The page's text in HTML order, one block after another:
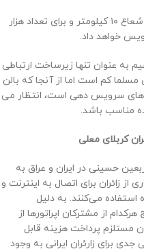
سالاریه تأکید کرد: در کل بالن فضایی به شعاع ۱۰ کیلومتر و برای تعداد هزار
خواهد داد.
به عنوان تنها زیرساخت ارتباطی
کم است اما از آنجا که بالن
سرویس دهی است، انتظار می
مناسب باشد.
کربلای معلی
حسینی در ایران و عراق به
زائران برای اتصال به اینترنت و
استفاده می‌کنند. به دلیل
از مشترکان اپراتورها از
مستلزم پرداخت هزینه قابل
برای زارئران ایرانی به وجود